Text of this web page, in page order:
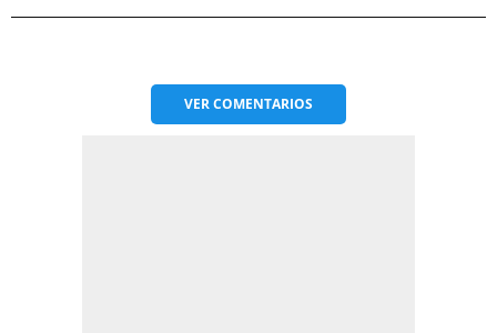
VERCOMENTARIOS